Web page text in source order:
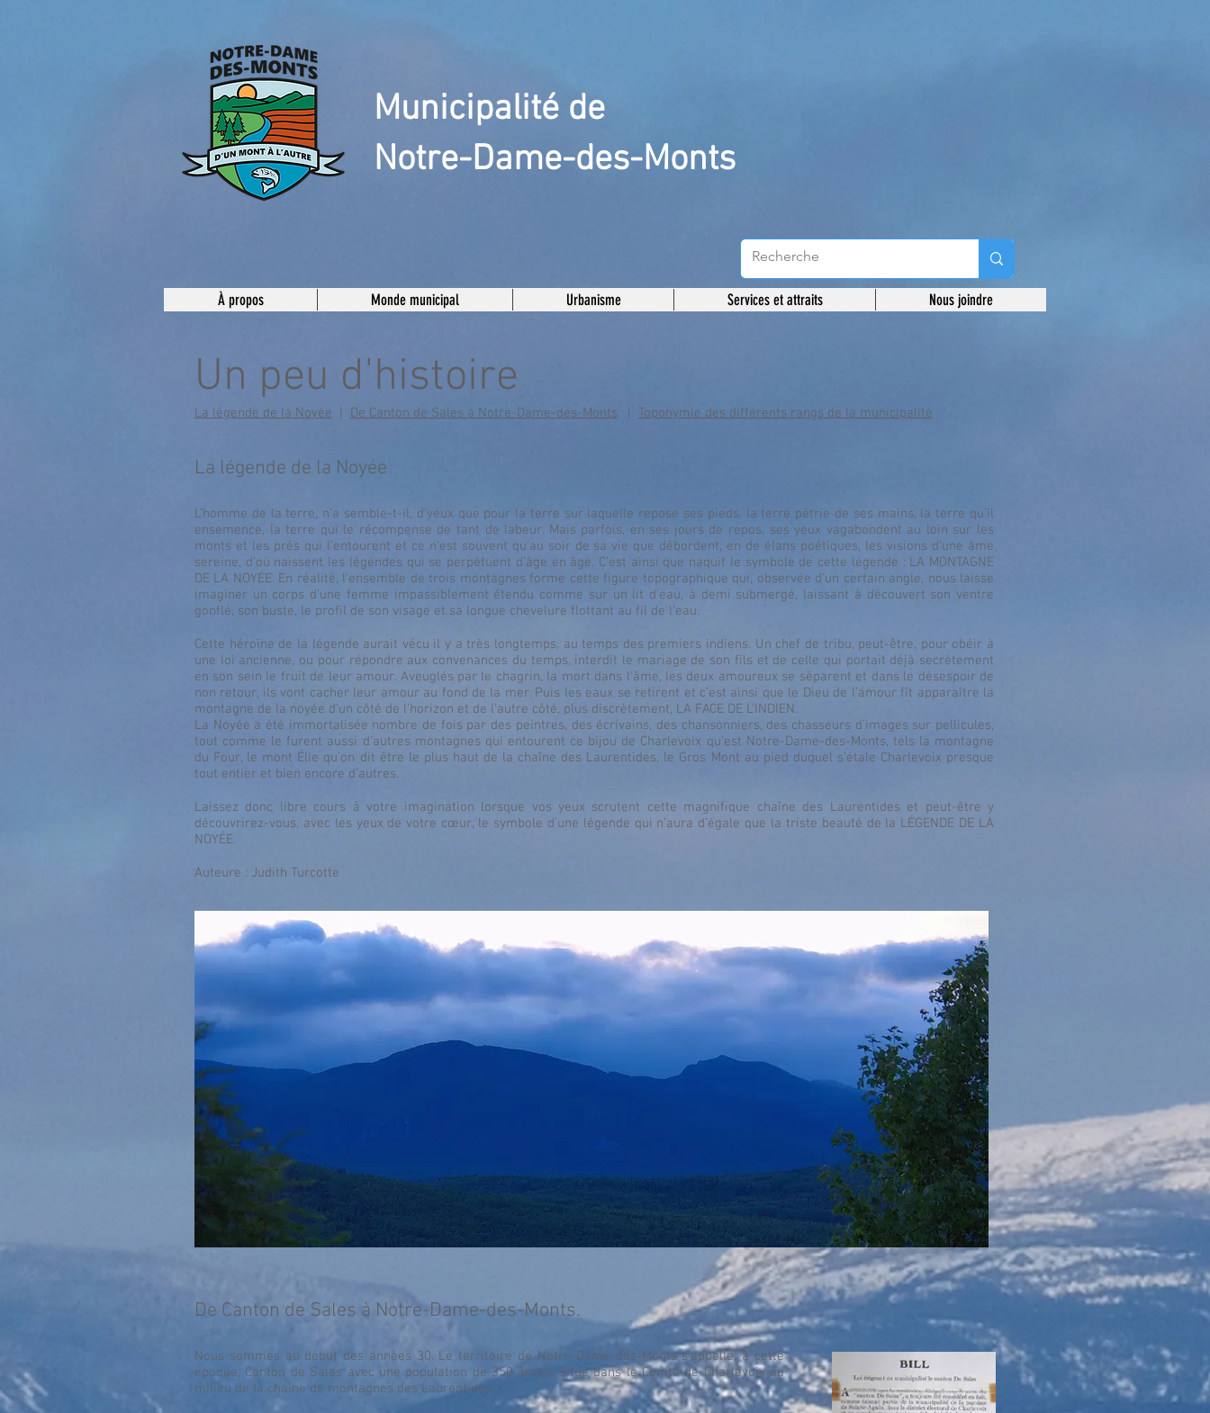
Municipalité de
Notre-Dame-des-Monts
À propos Monde municipal Urbanisme Services et attraits Nous joindre
Un peu d'histoire
La légende de la Noyée De Canton de Sales à Notre-Dame-des-Monts. | Toponymie des différents rangs de la municipalité
La légende de la Noyée
L’homme de la terre, n’a semble-t-il, d’yeux que pour la terre sur laquelle repose ses pieds, la terre pétrie de ses mains, la terre qu’il
ensemence, la terre qui le récompense de tant de labeur. Mais parfois, en ses jours de repos, ses yeux vagabondent au loin sur les
monts et les prés qui l’entourent et ce n’est souvent qu’au soir de sa vie que débordent, en de élans poétiques, les visions d’une âme
sereine, d’où naissent les légendes qui se perpétuent d’âge en âge. C’est ainsi que naquit le symbole de cette légende : LA MONTAGNE
DE LA NOYÉE. En réalité, l’ensemble de trois montagnes forme cette figure topographique qui, observée d’un certain angle, nous laisse
imaginer un corps d’une femme impassiblement étendu comme sur un lit d’eau, à demi submergé, laissant à découvert son ventre
gonflé, son buste, le profil de son visage et sa longue chevelure flottant au fil de l’eau.
Cette héroïne de la légende aurait vécu il y a très longtemps, au temps des premiers indiens. Un chef de tribu, peut-être, pour obéir à
une loi ancienne, ou pour répondre aux convenances du temps, interdit le mariage de son fils et de celle qui portait déjà secrètement
en son sein le fruit de leur amour. Aveuglés par le chagrin, la mort dans l’âme, les deux amoureux se séparent et dans le désespoir de
non retour, ils vont cacher leur amour au fond de la mer. Puis les eaux se retirent et c’est ainsi que le Dieu de l’amour fît apparaître la
montagne de la noyée d’un côté de l’horizon et de l’autre côté, plus discrètement, LA FACE DE L’INDIEN.
La Noyée a été immortalisée nombre de fois par des peintres, des écrivains, des chansonniers, des chasseurs d’images sur pellicules,
tout comme le furent aussi d’autres montagnes qui entourent ce bijou de Charlevoix qu’est Notre-Dame-des-Monts, tels la montagne
du Four, le mont Élie qu’on dit être le plus haut de la chaîne des Laurentides, le Gros Mont au pied duquel s’étale Charlevoix presque
tout entier et bien encore d’autres.
Laissez donc libre cours à votre imagination lorsque vos yeux scrutent cette magnifique chaîne des Laurentides et peut-être y
découvrirez-vous, avec les yeux de votre cœur, le symbole d’une légende qui n’aura d’égale que la triste beauté de la LÉGENDE DE LA
NOYÉE.
Auteure : Judith Turcotte
De Canton de Sales à Notre-Dame-des-Monts.
Nous sommes au début des années 30. Le territoire de Notre-Dame-des-Monts s’appelle, à cette
époque, Canton de Sales avec une population de 350 âmes. Situé dans le Comté de Charlevoix au
milieu de la chaîne de montagnes des Laurentides.